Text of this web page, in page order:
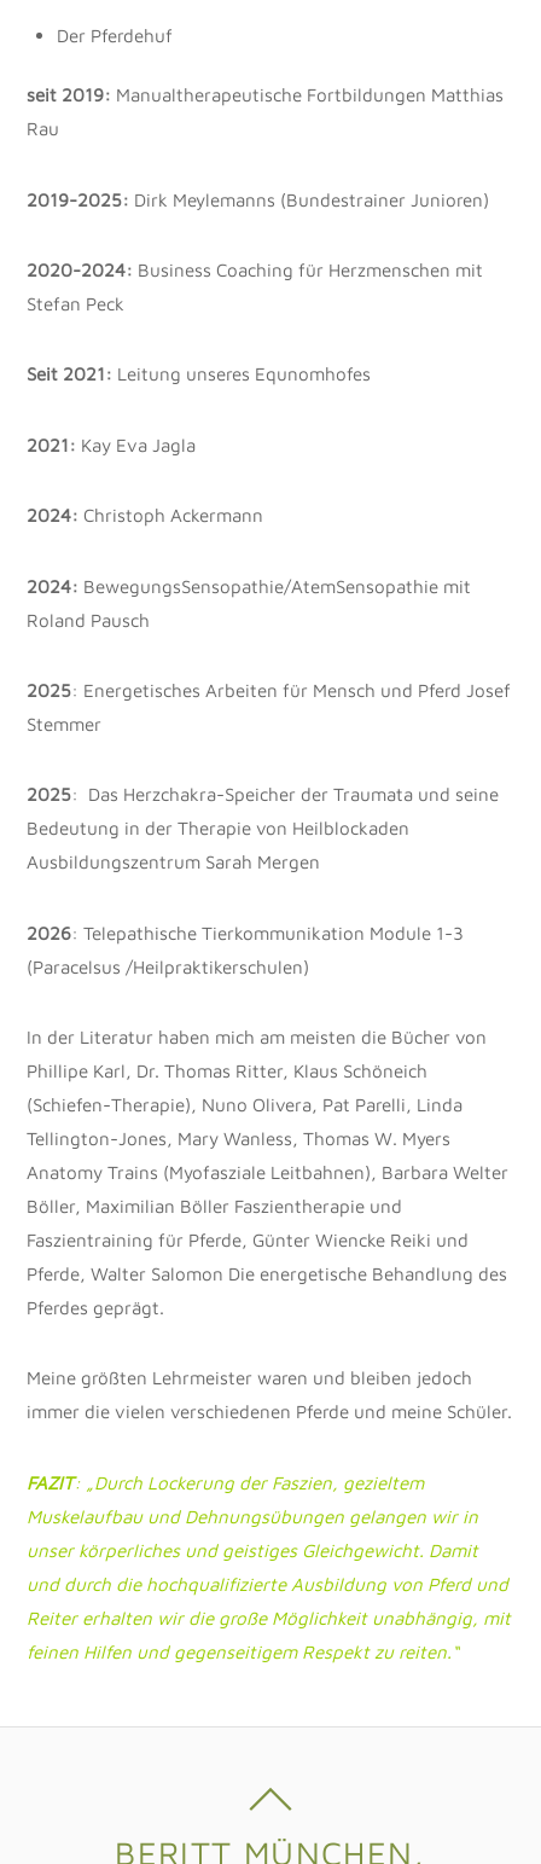
Der Pferdehuf
seit 2019: Manualtherapeutische Fortbildungen Matthias
Rau
2019-2025: Dirk Meylemanns (Bundestrainer Junioren)
2020-2024: Business Coaching für Herzmenschen mit
Stefan Peck
Seit 2021: Leitung unseres Equnomhofes
2021: Kay Eva Jagla
2024: Christoph Ackermann
2024: BewegungsSensopathie/AtemSensopathie mit
Roland Pausch
2025: Energetisches Arbeiten für Mensch und Pferd Josef
Stemmer
2025: Das Herzchakra-Speicher der Traumata und seine
Bedeutung in der Therapie von Heilblockaden
Ausbildungszentrum Sarah Mergen
2026: Telepathische Tierkommunikation Module 1-3
(Paracelsus /Heilpraktikerschulen)
In der Literatur haben mich am meisten die Bücher von
Phillipe Karl, Dr. Thomas Ritter, Klaus Schöneich
(Schiefen-Therapie), Nuno Olivera, Pat Parelli, Linda
Tellington-Jones, Mary Wanless, Thomas W. Myers
Anatomy Trains (Myofasziale Leitbahnen), Barbara Welter
Böller, Maximilian Böller Faszientherapie und
Faszientraining für Pferde, Günter Wiencke Reiki und
Pferde, Walter Salomon Die energetische Behandlung des
Pferdes geprägt.
Meine größten Lehrmeister waren und bleiben jedoch
immer die vielen verschiedenen Pferde und meine Schüler.
FAZIT: „Durch Lockerung der Faszien, gezieltem
Muskelaufbau und Dehnungsübungen gelangen wir in
unser körperliches und geistiges Gleichgewicht. Damit
und durch die hochqualifizierte Ausbildung von Pferd und
Reiter erhalten wir die große Möglichkeit unabhängig, mit
feinen Hilfen und gegenseitigem Respekt zu reiten.“
BERITT MÜNCHEN,